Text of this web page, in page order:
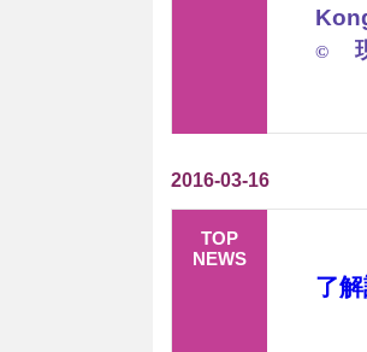
©
2016-03-16
TOP
NEWS
了